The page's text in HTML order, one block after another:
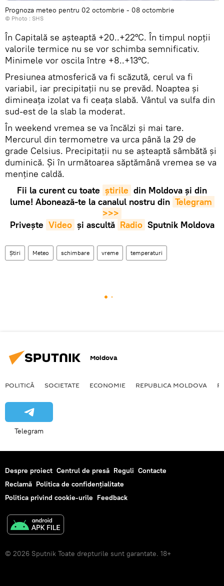
Prognoza meteo pentru 02 octombrie - 08 octombrie
© Photo : SHS
În Capitală se așteaptă +20..+22°С. În timpul nopții
valorile termice nu se vor schimba semnificativ.
Minimele vor oscila între +8..+13°C.
Presiunea atmosferică va fi scăzută, cerul va fi
variabil, iar precipitații nu se prevăd. Noaptea și
dimineața izolat va fi ceața slabă. Vântul va sulfa din
sud-est de la slab la moderat.
În weekend vremea se va încălzi și mai tare.
Mercurul din termometre va urca până la 29 de
grade Celsius. Precipitații nu se așteaptă sâmbătă și
duminică. Și în următoarea săptămână vremea se va
menține caldă.
Fii la curent cu toate știrile din Moldova și din
lume! Abonează-te la canalul nostru din Telegram
>>>
Privește Video și ascultă Radio Sputnik Moldova
Știri Meteo schimbare vreme temperaturi
Moldova
POLITICĂ SOCIETATE ECONOMIE REPUBLICA MOLDOVA
Telegram
Despre proiect Centrul de presă Reguli Contacte
Reclamă Politica de confidențialitate
Politica privind cookie-urile Feedback
© 2026 Sputnik Toate drepturile sunt garantate. 18+